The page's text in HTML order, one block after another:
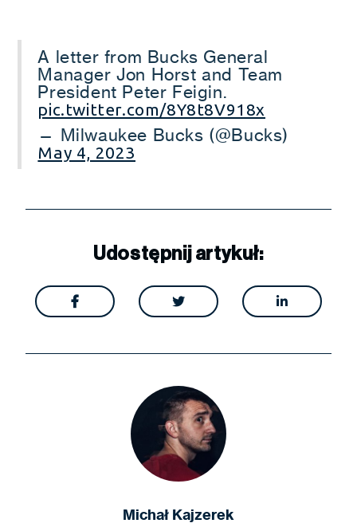
A letter from Bucks General
Manager Jon Horst and Team
President Peter Feigin.
pic.twitter.com/8Y8t8V918x
— Milwaukee Bucks (@Bucks)
May 4, 2023
Udostępnij artykuł:
  
Michał Kajzerek